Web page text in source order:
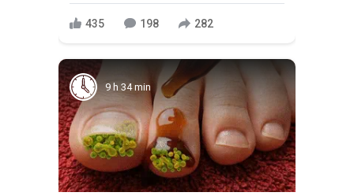
435 198 282
9 h 34 min